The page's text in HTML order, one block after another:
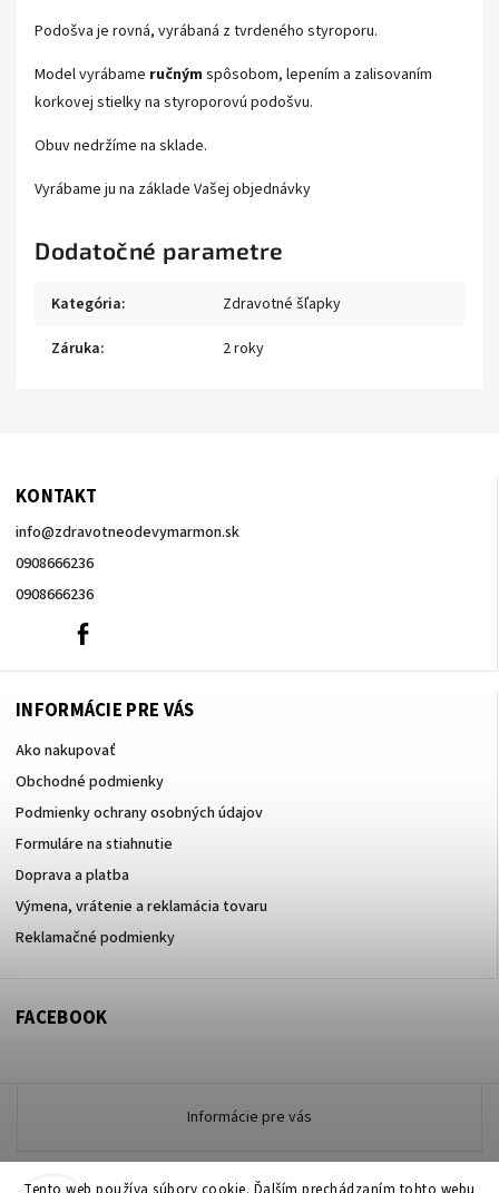
Podošva je rovná, vyrábaná z tvrdeného styroporu.
Model vyrábame ručným spôsobom, lepením a zalisovaním
korkovej stielky na styroporovú podošvu.
Obuv nedržíme na sklade.
Vyrábame ju na základe Vašej objednávky
Dodatočné parametre
Kategória:
Zdravotné šľapky
Záruka: 2 roky
KONTAKT
info@zdravotneodevymarmon.sk
0908666236
0908666236
0908666236
INFORMÁCIE PRE VÁS
Ako nakupovať
Obchodné podmienky
Podmienky ochrany osobných údajov
Formuláre na stiahnutie
Doprava a platba
Výmena, vrátenie a reklamácia tovaru
Reklamačné podmienky
FACEBOOK
Informácie pre vás